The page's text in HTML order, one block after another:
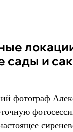
сады и
фотограф